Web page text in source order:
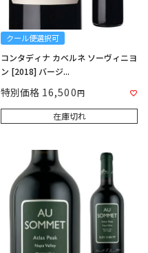
クール便選択可
コンタディナ カベルネ ソーヴィニヨ
ン [2018] バージ...
特別価格 16,500
在庫切れ